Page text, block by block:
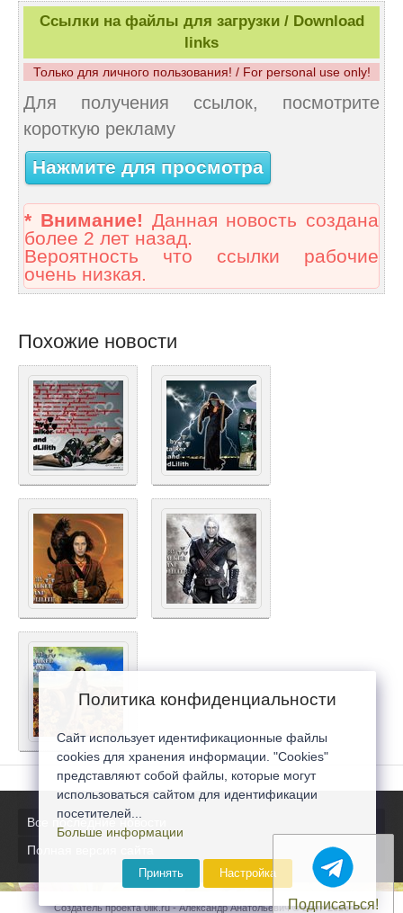
Ссылки на файлы для загрузки / Download
links
Только для личного пользования! / For personal use only!
Для получения ссылок, посмотрите
короткую рекламу
Нажмите для просмотра
* Внимание! Данная новость создана
более 2 лет назад.
Вероятность что ссылки рабочие
очень низкая.
Похожие новости
Все последние новости
Полная версия сайта
Создатель проекта 0lik.ru - Александр Анатольевич © 2007-2026
Подписаться!
Политика конфиденциальности
Сайт использует идентификационные файлы
cookies для хранения информации. "Cookies"
представляют собой файлы, которые могут
использоваться сайтом для идентификации
посетителей...
Больше информации
Принять Настройка